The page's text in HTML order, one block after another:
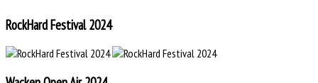
RockHard Festival 2024